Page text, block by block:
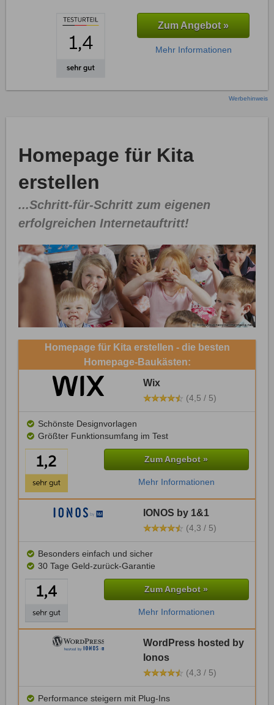
Zum Angebot »
Mehr Informationen
Werbehinweis
Homepage für Kita
erstellen
...Schritt-für-Schritt zum eigenen
erfolgreichen Internetauftritt!
Homepage für Kita erstellen - die besten
Homepage-Baukästen:
Wix
(4,5 / 5)
Schönste Designvorlagen
Größter Funktionsumfang im Test
Zum Angebot »
Mehr Informationen
IONOS by 1&1
(4,3 / 5)
Besonders einfach und sicher
30 Tage Geld-zurück-Garantie
Zum Angebot »
Mehr Informationen
WordPress hosted by
Ionos
(4,3 / 5)
Performance steigern mit Plug-Ins